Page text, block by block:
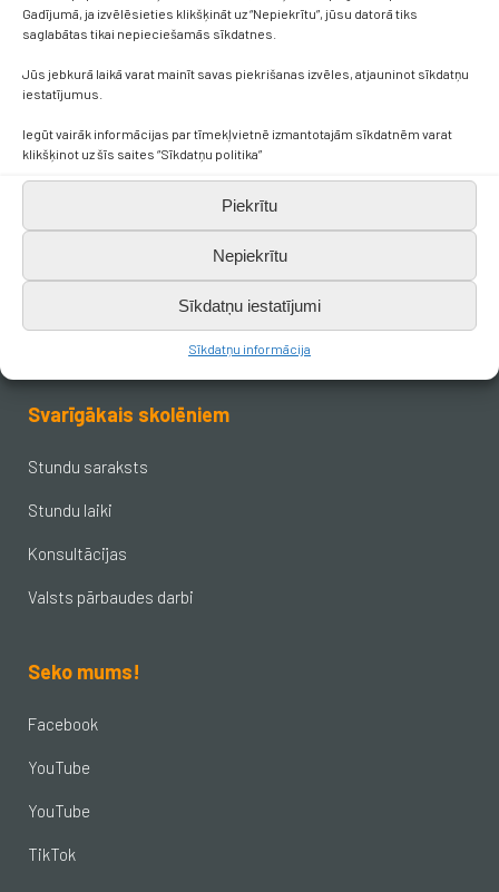
Gadījumā, ja izvēlēsieties klikšķināt uz “Nepiekrītu”, jūsu datorā tiks
saglabātas tikai nepieciešamās sīkdatnes.
Jūs jebkurā laikā varat mainīt savas piekrišanas izvēles, atjauninot sīkdatņu
iestatījumus.
Iegūt vairāk informācijas par tīmekļvietnē izmantotajām sīkdatnēm varat
klikšķinot uz šīs saites “Sīkdatņu politika”
Piekrītu
Nepiekrītu
Sīkdatņu iestatījumi
Sīkdatņu informācija
Kontakti
+371 638 656 05
_DEFAULT@40900017625
Ezera iela 6, Brocēni, LV-3851
Svarīgākais skolēniem
Stundu saraksts
Stundu laiki
Konsultācijas
Valsts pārbaudes darbi
Seko mums!
Facebook
YouTube
YouTube
TikTok